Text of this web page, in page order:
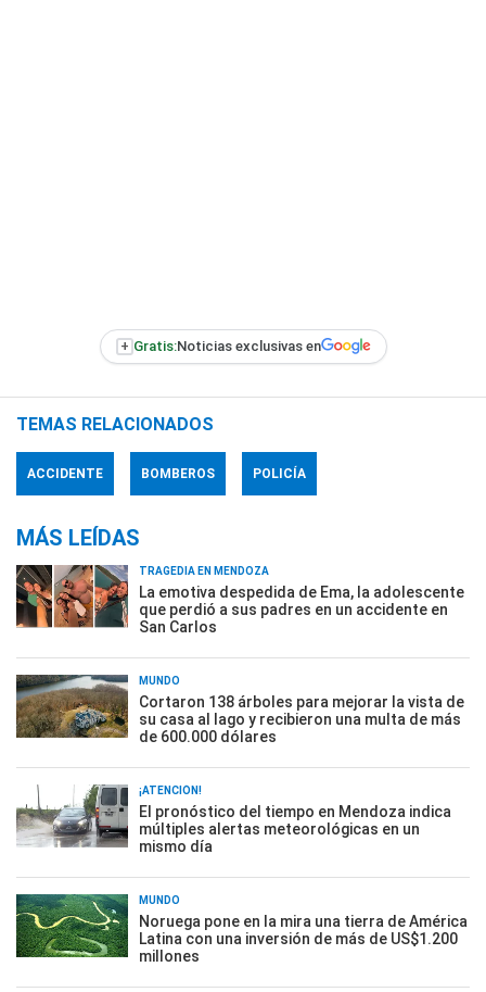
+ Gratis:Noticias exclusivas en
TEMAS RELACIONADOS
ACCIDENTE BOMBEROS POLICÍA
MÁS LEÍDAS
TRAGEDIA EN MENDOZA
La emotiva despedida de Ema, la adolescente
que perdió a sus padres en un accidente en
San Carlos
MUNDO
Cortaron 138 árboles para mejorar la vista de
su casa al lago y recibieron una multa de más
de 600.000 dólares
¡ATENCIÓN!
El pronóstico del tiempo en Mendoza indica
múltiples alertas meteorológicas en un
mismo día
MUNDO
Noruega pone en la mira una tierra de América
Latina con una inversión de más de US$1.200
millones